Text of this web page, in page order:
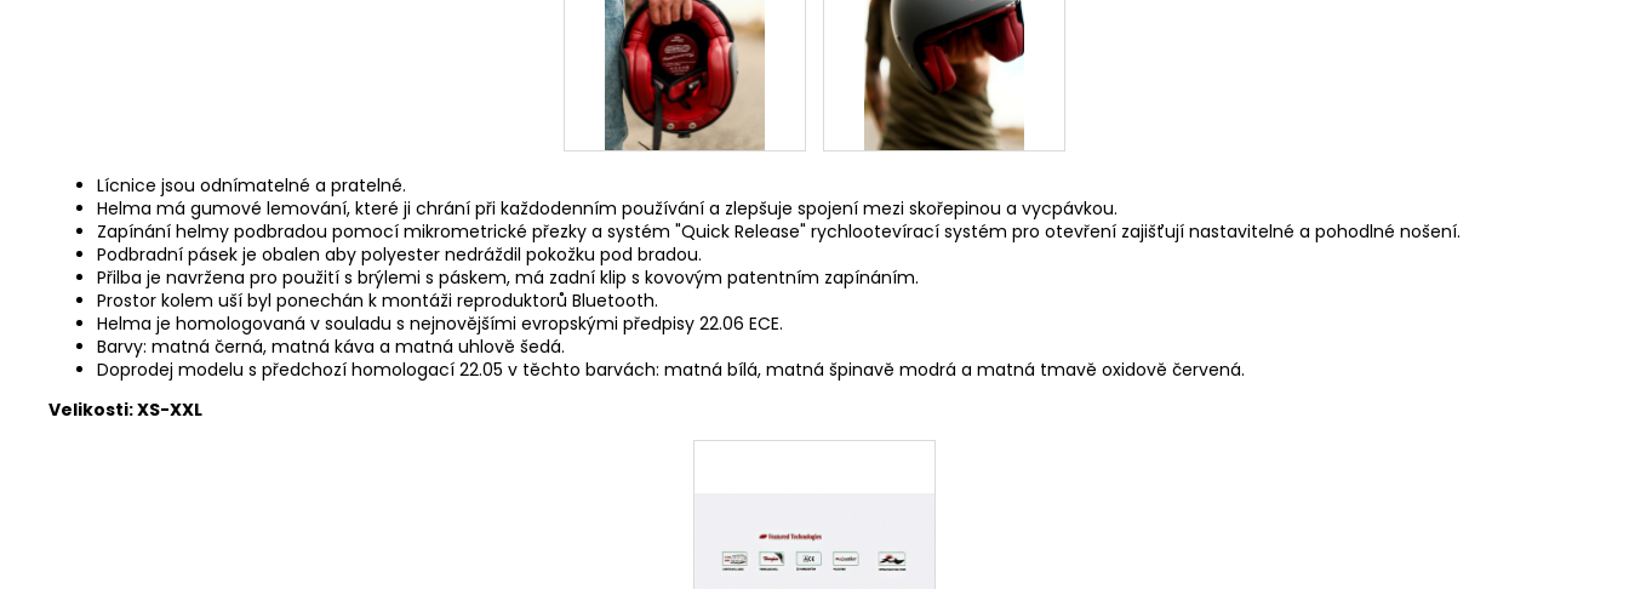
Lícnice jsou odnímatelné a pratelné.
Helma má gumové lemování, které ji chrání při každodenním používání a zlepšuje spojení mezi skořepinou a vycpávkou.
Zapínání helmy podbradou pomocí mikrometrické přezky a systém "Quick Release" rychlootevírací systém pro otevření zajišťují nastavitelné a pohodlné nošení.
Podbradní pásek je obalen aby polyester nedráždil pokožku pod bradou.
Přilba je navržena pro použití s ​​brýlemi s páskem, má zadní klip s kovovým patentním zapínáním.
Prostor kolem uší byl ponechán k montáži reproduktorů Bluetooth.
Helma je homologovaná v souladu s nejnovějšími evropskými předpisy 22.06 ECE.
Barvy: matná černá, matná káva a matná uhlově šedá.
Doprodej modelu s předchozí homologací 22.05 v těchto barvách: matná bílá, matná špinavě modrá a matná tmavě oxidově červená.
Velikosti: XS-XXL